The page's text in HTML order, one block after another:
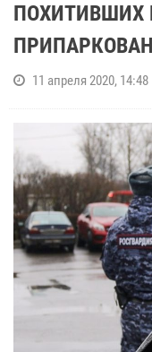
ПОХИТИВШИХ
11 апреля 2020, 14:48